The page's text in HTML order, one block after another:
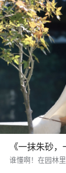
《一抹朱砂
意》[29P]
谁懂啊！在园林